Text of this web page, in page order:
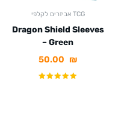
אביזרים לקלפי TCG
Dragon Shield Sleeves
– Green
50.00 ₪